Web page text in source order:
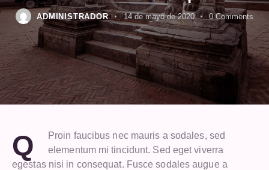
0 CARRITO
ADMINISTRADOR 14 de mayo de 2020 0 Comments
Q
Proin faucibus nec mauris a sodales, sed
elementum mi tincidunt. Sed eget viverra
egestas nisi in consequat. Fusce sodales augue a